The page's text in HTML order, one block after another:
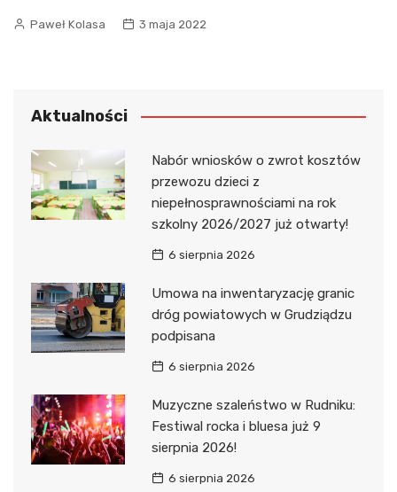
Paweł Kolasa 3 maja 2022
Aktualności
Nabór wniosków o zwrot kosztów
przewozu dzieci z
niepełnosprawnościami na rok
szkolny 2026/2027 już otwarty!
6 sierpnia 2026
Umowa na inwentaryzację granic
dróg powiatowych w Grudziądzu
podpisana
6 sierpnia 2026
Muzyczne szaleństwo w Rudniku:
Festiwal rocka i bluesa już 9
sierpnia 2026!
6 sierpnia 2026